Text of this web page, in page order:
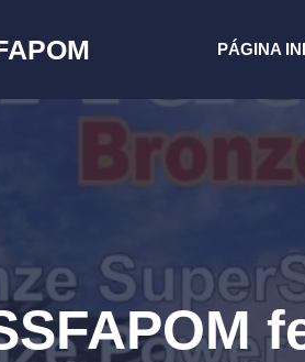
PÁGINA